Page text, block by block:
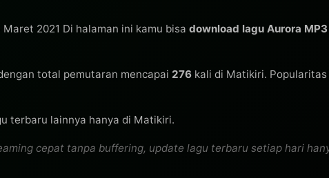
2021 Di halaman ini kamu bisa download lagu Aurora
total pemutaran mencapai 276 kali di Matikiri.
terbaru lainnya hanya di Matikiri.
cepat tanpa buffering, update lagu terbaru setiap hari